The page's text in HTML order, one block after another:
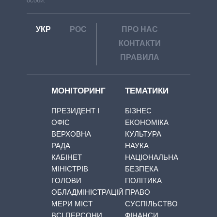
УКР РОС
ПРО НАС
КОНТАКТИ
ПРАВИЛА
МОНІТОРИНГ
ПРЕЗИДЕНТ І
ОФІС
ВЕРХОВНА
РАДА
КАБІНЕТ
МІНІСТРІВ
ГОЛОВИ
ОБЛАДМІНІСТРАЦІЙ
МЕРИ МІСТ
ТЕМАТИКИ
БІЗНЕС
ЕКОНОМІКА
КУЛЬТУРА
НАУКА
НАЦІОНАЛЬНА
БЕЗПЕКА
ПОЛІТИКА
ПРАВО
СУСПІЛЬСТВО